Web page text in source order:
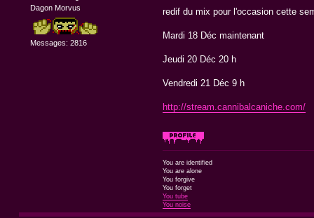
Dagon Morvus
Messages: 2816
redif du mix pour l'occasion cette
Mardi 18 Déc maintenant
Jeudi 20 Déc 20 h
Vendredi 21 Déc 9 h
http://stream.cannibalcaniche.com/
You are identified
You are alone
You forgive
You forget
You tube
You noise